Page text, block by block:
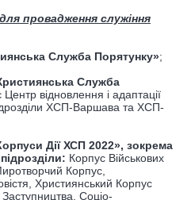
провадження служіння
Служба Порятунку»;
Служба
Центр відновлення і адаптації
ХСП-Варшава та ХСП-
Дії ХСП 2022», зокрема
Корпус Військових
Корпус,
Християнський Корпус
Соціо-